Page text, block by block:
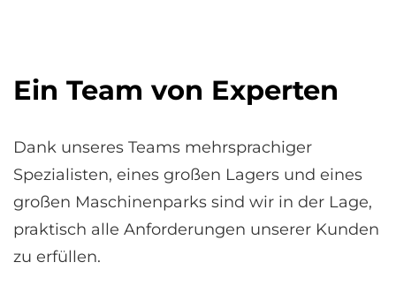
Ein Team von Experten
Dank unseres Teams mehrsprachiger
Spezialisten, eines großen Lagers und eines
großen Maschinenparks sind wir in der Lage,
praktisch alle Anforderungen unserer Kunden
zu erfüllen.